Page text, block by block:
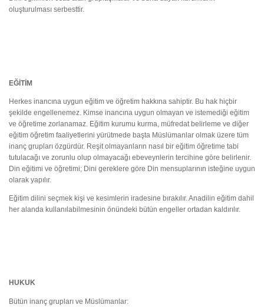
oluşturulması serbesttir.
EĞİTİM
Herkes inancına uygun eğitim ve öğretim hakkına sahiptir. Bu hak hiçbir
şekilde engellenemez. Kimse inancına uygun olmayan ve istemediği eğitim
ve öğretime zorlanamaz. Eğitim kurumu kurma, müfredat belirleme ve diğer
eğitim öğretim faaliyetlerini yürütmede başta Müslümanlar olmak üzere tüm
inanç grupları özgürdür. Reşit olmayanların nasıl bir eğitim öğretime tabi
tutulacağı ve zorunlu olup olmayacağı ebeveynlerin tercihine göre belirlenir.
Din eğitimi ve öğretimi; Dini gereklere göre Din mensuplarının isteğine uygun
olarak yapılır.
Eğitim dilini seçmek kişi ve kesimlerin iradesine bırakılır. Anadilin eğitim dahil
her alanda kullanılabilmesinin önündeki bütün engeller ortadan kaldırılır.
HUKUK
Bütün inanç grupları ve Müslümanlar: